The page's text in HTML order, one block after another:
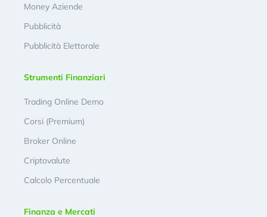
Money Aziende
Pubblicità
Pubblicità Elettorale
Strumenti Finanziari
Trading Online Demo
Corsi (Premium)
Broker Online
Criptovalute
Calcolo Percentuale
Finanza e Mercati